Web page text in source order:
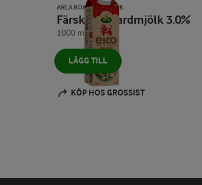
ARLA KO® EKOLOGISK
Färsk standardmjölk 3.0%
1000 ml
LÄGG TILL
KÖP HOS GROSSIST